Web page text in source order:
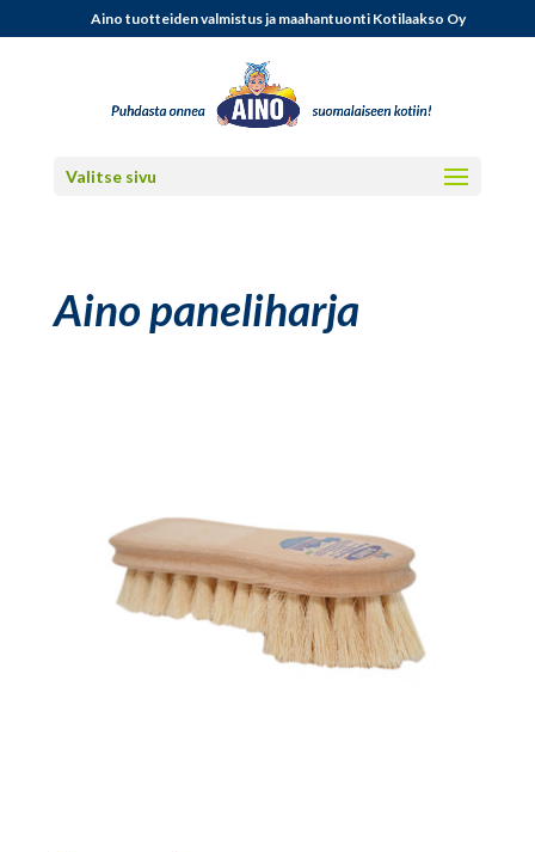
Aino tuotteiden valmistus ja maahantuonti Kotilaakso Oy
Valitse sivu
Aino paneliharja